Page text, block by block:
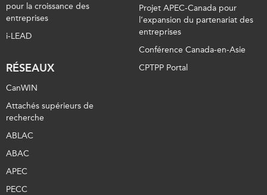
pour la croissance des
entreprises
i-LEAD
RÉSEAUX
CanWIN
Attachés supérieurs de
recherche
ABLAC
ABAC
APEC
PECC
Projet APEC-Canada pour
l’expansion du partenariat des
entreprises
Conférence Canada-en-Asie
CPTPP Portal